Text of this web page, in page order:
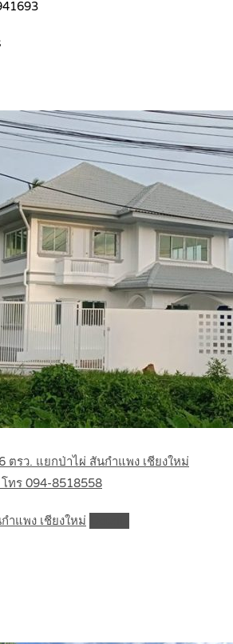
ตรว. แยกป่าไผ่ สันกำแพง เชียงใหม่
ทร 094-8518558
ำแพง เชียงใหม่